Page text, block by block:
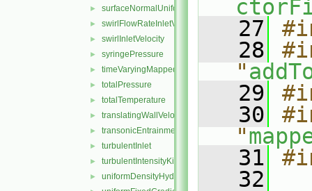
► surfaceNormalUniformFixedValue
► swirlFlowRateInletVelocity
► swirlInletVelocity
► syringePressure
► timeVaryingMappedFixedValue
► totalPressure
► totalTemperature
► translatingWallVelocity
► transonicEntrainmentPressure
► turbulentInlet
► turbulentIntensityKineticEnergyInlet
► uniformDensityHydrostaticPressure
   27
   28
"
   29
   30
"
   31
   32